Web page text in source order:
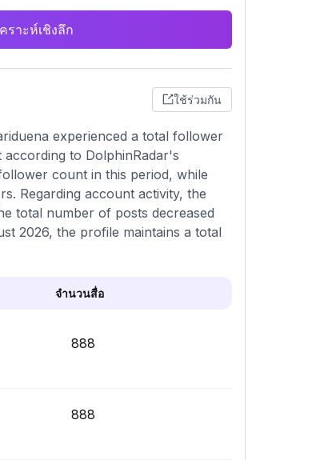
ราะห์เชิงลึก
ใช้ร่วมกัน
experienced a total follower
to DolphinRadar's
count in this period, while
Regarding account activity, the
total number of posts decreased
2026, the profile maintains a total
จำนวนสื่อ
888
888